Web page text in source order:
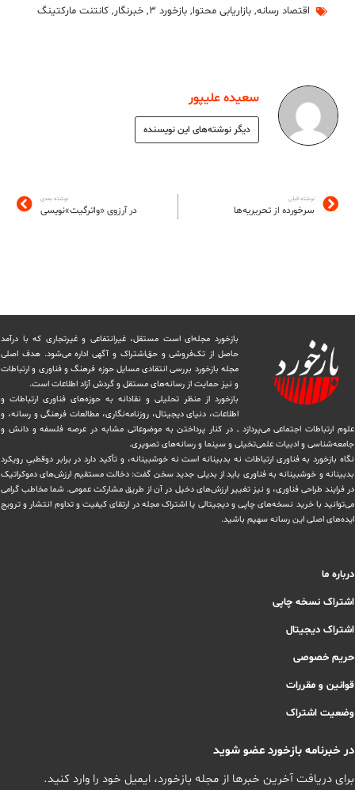
اقتصاد رسانه, بازاریابی محتوا, بازخورد ۳ , خبرنگار, کانتنت مارکتینگ
سعیده علیپور
دیگر نوشته‌های این نویسنده
نوشته قبلی
سرخورده از تحریریه‌ها
نوشته بعدی
در آرزوی «واترگیت»نویسی
بازخورد مجله‌ای است مستقل، غیرانتفاعی و غیرتجاری که با درآمد
حاصل از تک‌فروشی و حق‌اشتراک و آگهی اداره می‌شود. ‏هدف اصلی
مجله بازخورد بررسی انتقادی مسایل حوزه فرهنگ و فناوری و ارتباطات
و نیز حمایت از رسانه‌های مستقل و‌ گردش ‏آزاد اطلاعات است.
بازخورد از منظر تحلیلی و نقادانه به حوزه‌های فناوری ارتباطات و
اطلاعات، دنیای دیجیتال، روزنامه‌نگاری، ‏مطالعات فرهنگی و رسانه، و
علوم ارتباطات اجتماعی می‌پردازد ــ در کنار پرداختن به موضوعاتی مشابه در عرصه فلسفه و دانش و
‏جامعه‌شناسی و ادبیات علمی‌تخیلی و سینما و رسانه‌های تصویری.
نگاه بازخورد به فناوری ارتباطات نه بدبینانه است نه خوشبینانه، و تأکید دارد ‏در برابر دوقطبیِ رویکرد
بدبینانه و خوشبینانه به فناوری باید از بدیلی جدید سخن گفت: دخالت مستقیم ارزش‌های دموکراتیک
در ‏فرایند طراحی فناوری، و نیز تغییر ارزش‌های دخيل در آن از طریق مشاركت عمومی. شما مخاطب گرامی
می‌توانید با خرید نسخه‌های چاپی و دیجیتالی یا ‏اشتراک مجله در ارتقای کیفیت و تداوم انتشار و ترویج
ایده‌های اصلی این رسانه سهیم باشید.
درباره ما
اشتراک نسخه چاپی
اشتراک دیجیتال
حریم خصوصی
قوانین و مقررات
وضعیت اشتراک
در خبرنامه بازخورد عضو شوید
برای دریافت آخرین خبرها از مجله بازخورد، ایمیل خود را وارد کنید.